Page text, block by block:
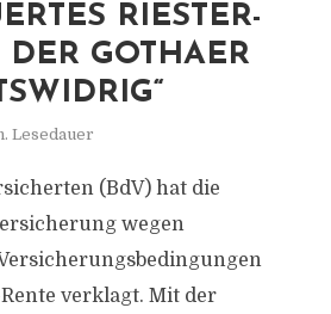
RIESTER-
GOTHAER
Lesedauer
(BdV) hat die
wegen
verklagt. Mit der